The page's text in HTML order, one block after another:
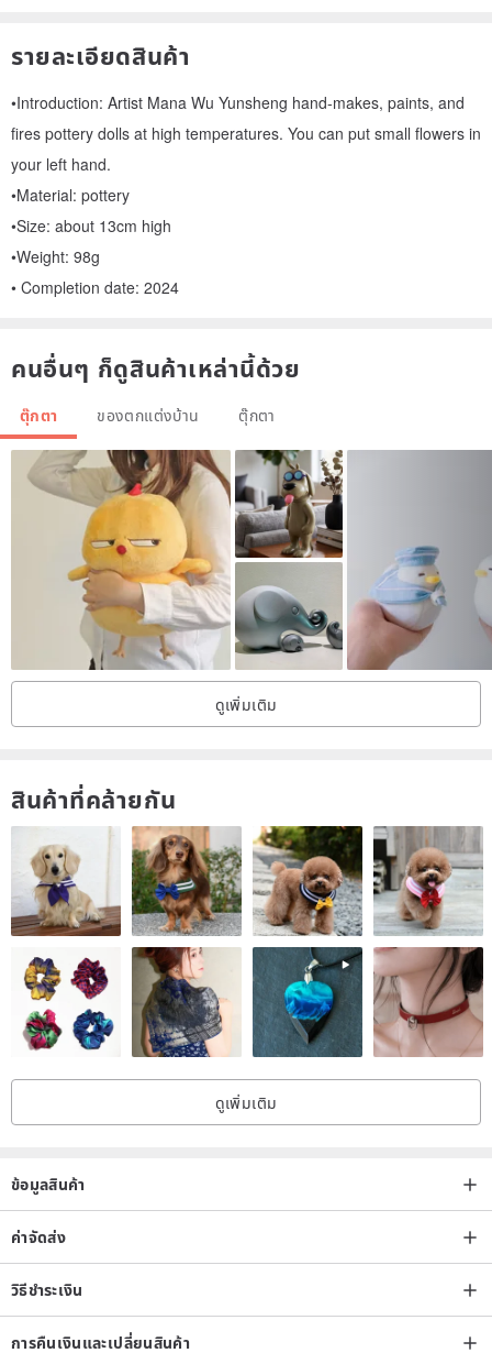
รายละเอียดสินค้า
•Introduction: Artist Mana Wu Yunsheng hand-makes, paints, and
fires pottery dolls at high temperatures. You can put small flowers in
your left hand.
•Material: pottery
•Size: about 13cm high
•Weight: 98g
• Completion date: 2024
คนอื่นๆ ก็ดูสินค้าเหล่านี้ด้วย
ตุ๊กตา ของตกแต่งบ้าน ตุ๊กตา
ดูเพิ่มเติม
สินค้าที่คล้ายกัน
ดูเพิ่มเติม
ข้อมูลสินค้า
ค่าจัดส่ง
วิธีชำระเงิน
การคืนเงินและเปลี่ยนสินค้า